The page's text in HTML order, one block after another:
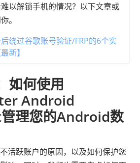
以解锁手机的情况？以下文章或
。
绕过谷歌账号验证/FRP的6个实
新】
如何使用
Android
理您的Android数
活跃账户的原因，以及如何保护您